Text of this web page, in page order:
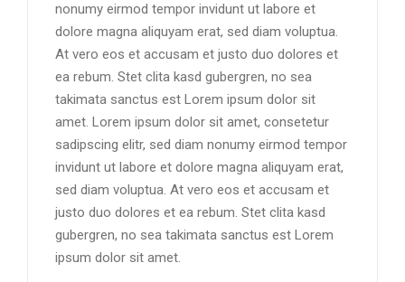
nonumy eirmod tempor invidunt ut labore et
dolore magna aliquyam erat, sed diam voluptua.
At vero eos et accusam et justo duo dolores et
ea rebum. Stet clita kasd gubergren, no sea
takimata sanctus est Lorem ipsum dolor sit
amet. Lorem ipsum dolor sit amet, consetetur
sadipscing elitr, sed diam nonumy eirmod tempor
invidunt ut labore et dolore magna aliquyam erat,
sed diam voluptua. At vero eos et accusam et
justo duo dolores et ea rebum. Stet clita kasd
gubergren, no sea takimata sanctus est Lorem
ipsum dolor sit amet.